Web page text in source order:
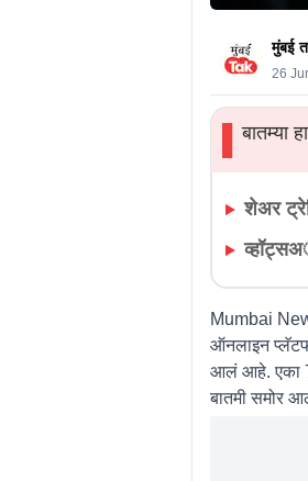
मुंबई
26
▌बातम्या
शेअर
Mumbai
ऑनलाइन
आलं आहे. एका
बातमी समोर